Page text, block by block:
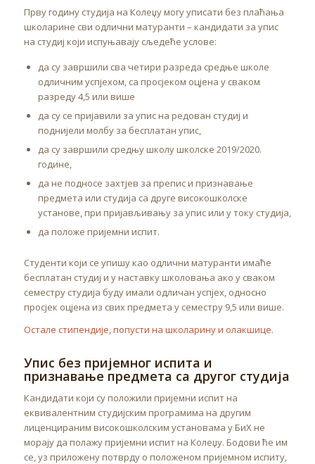
Прву годину студија на Колеџу могу уписати без плаћања
школарине сви одлични матуранти – кандидати за упис
на студиј који испуњавају сљедеће услове:
да су завршили сва четири разреда средње школе
одличним успјехом, са просјеком оцјена у сваком
разреду 4,5 или више
да су се пријавили за упис на редован студиј и
поднијели молбу за бесплатан упис,
да су завршили средњу школу школске 2019/2020.
године,
да не подносе захтјев за препис и признавање
предмета или студија са друге високошколске
установе, при пријављивању за упис или у току студија,
да положе пријемни испит.
Студенти који се упишу као одлични матуранти имаће
бесплатан студиј и у наставку школовања ако у сваком
семестру студија буду имали одличан успјех, односно
просјек оцјена из свих предмета у семестру 9,5 или више.
Остале стипендије, попусти на школарину и олакшице.
Упис без пријемног испита и
признавање предмета са другог студија
Кандидати који су положили пријемни испит на
еквивалентним студијским програмима на другим
лиценцираним високошколским установама у БиХ не
морају да полажу пријемни испит на Колеџу. Бодови ће им
се, уз приложену потврду о положеном пријемном испиту,